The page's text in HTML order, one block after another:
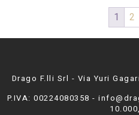
1 2
Drago F.lli Srl - Via Yuri
P.IVA: 00224080358 -